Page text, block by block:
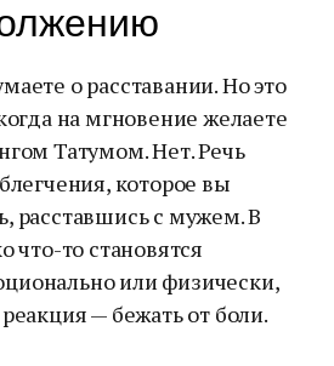
о расставании. Но это
на мгновение желаете
Татумом. Нет. Речь
которое вы
расставшись с мужем. В
что-то становятся
или физически,
— бежать от боли.